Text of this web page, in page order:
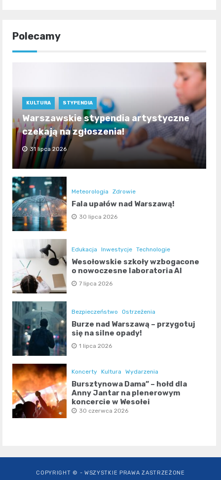
Polecamy
KULTURA STYPENDIA
Warszawskie stypendia artystyczne
czekają na zgłoszenia!
31 lipca 2026
Meteorologia Zdrowie
Fala upałów nad Warszawą!
30 lipca 2026
Edukacja Inwestycje Technologie
Wesołowskie szkoły wzbogacone
o nowoczesne laboratoria AI
7 lipca 2026
Bezpieczeństwo Ostrzeżenia
Burze nad Warszawą – przygotuj
się na silne opady!
1 lipca 2026
Koncerty Kultura Wydarzenia
Bursztynowa Dama” – hołd dla
Anny Jantar na plenerowym
koncercie w Wesołej
30 czerwca 2026
COPYRIGHT © - WSZYSTKIE PRAWA ZASTRZEŻONE